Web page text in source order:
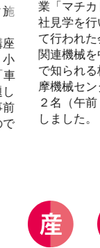
施
小
車
前
で
業「マチ
社見学を
て行われ
関連機械
で知られ
摩機械セ
２名（午
しました。